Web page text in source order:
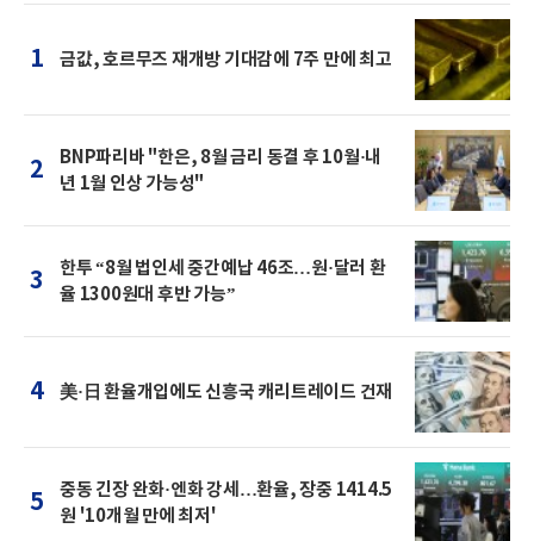
1 금값, 호르무즈 재개방 기대감에 7주 만에 최고
2
BNP파리바 "한은, 8월 금리 동결 후 10월·내
년 1월 인상 가능성"
3
한투 “8월 법인세 중간예납 46조…원·달러 환
율 1300원대 후반 가능”
4 美·日 환율개입에도 신흥국 캐리트레이드 건재
5
중동 긴장 완화·엔화 강세…환율, 장중 1414.5
원 '10개월 만에 최저'